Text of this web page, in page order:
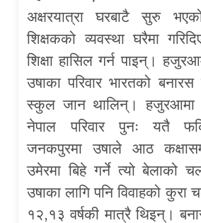
अक्षरयात्रा घरबाटै सुरु
शिक्षकको व्यवस्था घरैमा
शिक्षा हासिल गर्न पाइन्।
उषाका परिवार भारतको
स्कुल जान थालिन्। हजुरआमा
नेपाल परिवार पुनः यतै
जनकपुरमा उषाले आठ
उमेरमा बिहे गर्ने त्यो बेलाको
उषाका लागि पनि विवाहको कुरा
१२,१३ वर्षकी मात्रै थिइन्।